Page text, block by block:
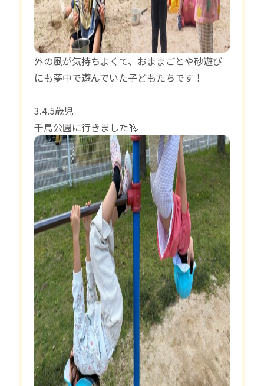
外の風が気持ちよくて、おままごとや砂遊び
にも夢中で遊んでいた子どもたちです！
3.4.5歳児
千鳥公園に行きました🛝